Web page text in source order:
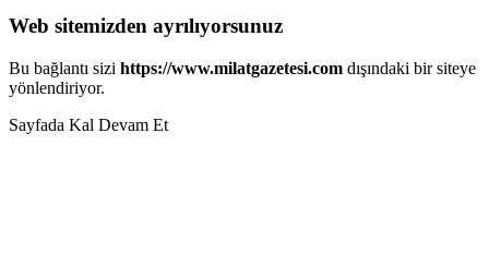
Web sitemizden ayrılıyorsunuz
Bu bağlantı sizi https://www.milatgazetesi.com dışındaki bir siteye
yönlendiriyor.
Sayfada Kal Devam Et